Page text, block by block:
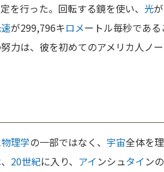
を行った。回転する鏡を使い、 光
が299,796キロメートル毎秒であ
力は、彼を初めてのアメリカ人ノ
物理学の一部ではなく、 宇宙全体を
20世紀に入り、 アインシュタインの